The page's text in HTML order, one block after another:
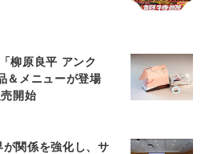
柳原良平 アンク
＆メニューが登場
開始
関係を強化し、サ